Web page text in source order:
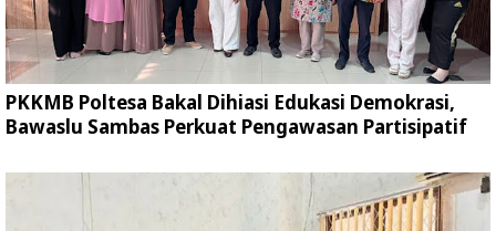
PKKMB Poltesa Bakal Dihiasi Edukasi Demokrasi,
Bawaslu Sambas Perkuat Pengawasan Partisipatif